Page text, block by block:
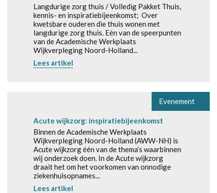
Langdurige zorg thuis / Volledig Pakket Thuis,
kennis- en inspiratiebijeenkomst; Over
kwetsbare ouderen die thuis wonen met
langdurige zorg thuis. Eén van de speerpunten
van de Academische Werkplaats
Wijkverpleging Noord-Holland...
Lees artikel
Evenement
Acute wijkzorg: inspiratiebijeenkomst
Binnen de Academische Werkplaats
Wijkverpleging Noord-Holland (AWW-NH) is
Acute wijkzorg één van de thema’s waarbinnen
wij onderzoek doen. In de Acute wijkzorg
draait het om het voorkomen van onnodige
ziekenhuisopnames...
Lees artikel